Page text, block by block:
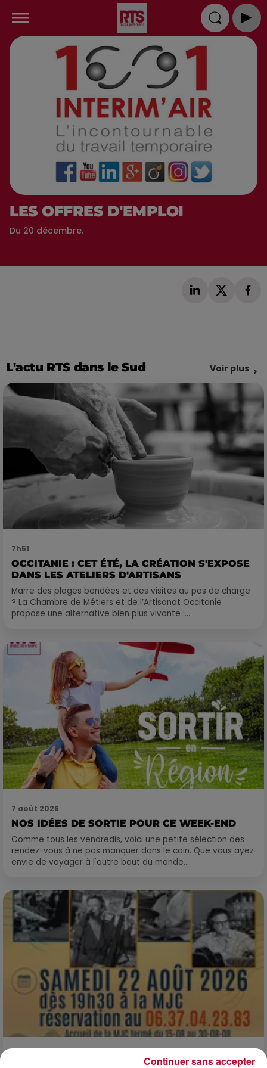
LES OFFRES D'EMPLOI
Du 20 décembre.
L'actu RTS dans le Sud Voir plus
7h51
OCCITANIE : CET ÉTÉ, LA CRÉATION S'EXPOSE
DANS LES ATELIERS D'ARTISANS
Marre des plages bondées et des visites au pas de charge
? La Chambre de Métiers et de l’Artisanat Occitanie
propose une alternative bien plus vivante :...
7 août 2026
NOS IDÉES DE SORTIE POUR CE WEEK-END
Comme tous les vendredis, voici une petite sélection des
rendez-vous à ne pas manquer dans le coin. Que vous ayez
envie de voyager à l'autre bout du monde,...
Continuer sans accepter